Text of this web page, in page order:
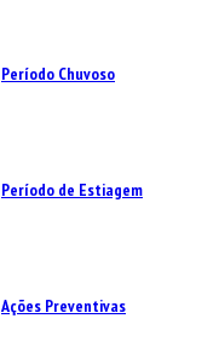
Período Chuvoso
Período de Estiagem
Ações Preventivas